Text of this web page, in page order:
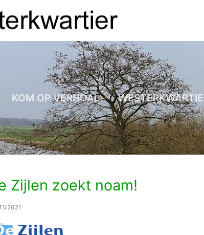
KOM OP VERHOAL
Zijlen zoekt noam!
2021